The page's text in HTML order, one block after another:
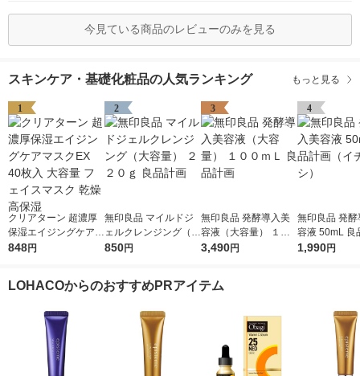
今見ている商品のレビューのみを見る
スキンケア・基礎化粧品の人気ランキング もっと見る
1
クリアターン 超濃厚
保湿エイジングケアマ
スクEX 40枚入 大容量
848円
2
無印良品 マイルドジ
ェルクレンジング（大
容量） ２２０ｇ 良品
850円
3
無印良品 発酵導入美
容液（大容量） １０
０ｍＬ 良品計画
3,490円
4
無印良品 発酵
容液 50mL 良
（イチオシ）
1,990円
LOHACOからのおすすめPRアイテム